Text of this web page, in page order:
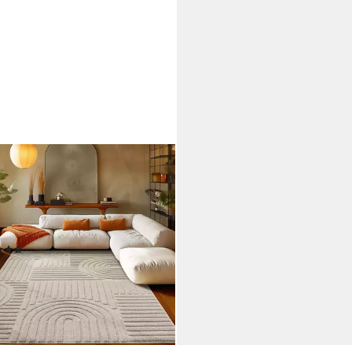
Teppich Boho-Design,
Höhe: 20 mm, Teppich
Boho Design 3D Optik
Stil
(425)
€ UVP 71,90 €
Monat
- in 3-4 Werktagen bei dir